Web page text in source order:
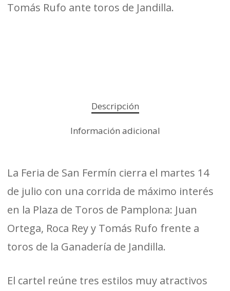
Tomás Rufo ante toros de Jandilla.
Descripción
Información adicional
La Feria de San Fermín cierra el martes 14
de julio con una corrida de máximo interés
en la Plaza de Toros de Pamplona: Juan
Ortega, Roca Rey y Tomás Rufo frente a
toros de la Ganadería de Jandilla.
El cartel reúne tres estilos muy atractivos